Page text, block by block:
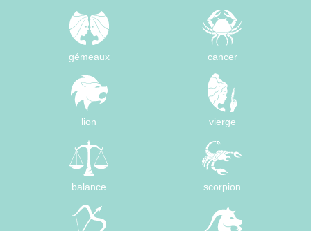
gémeaux cancer
lion vierge
balance scorpion